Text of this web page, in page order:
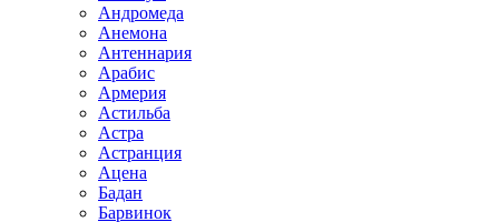
Андромеда
Анемона
Антеннария
Арабис
Армерия
Астильба
Астра
Астранция
Ацена
Бадан
Барвинок